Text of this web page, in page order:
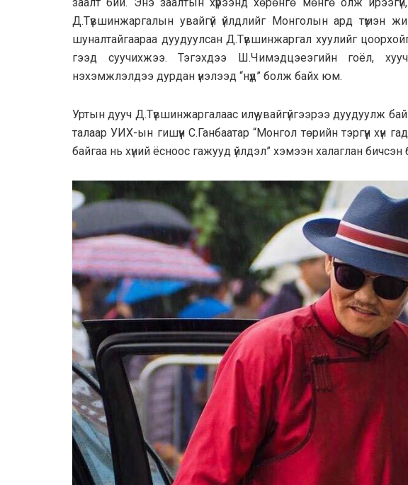
Д.Түвшинжаргалын увайгүй үйлдлийг Монголын ард түмэн
шуналтайгаараа дуудуулсан Д.Түвшинжаргал хуулийг
гээд суучихжээ. Тэгэхдээ Ш.Чимэдцэеэгийн гоёл,
нэхэмжлэлдээ дурдан үнэлээд “нүд” болж байх юм.
Уртын дууч Д.Түвшинжаргалаас илүү увайгүйгээрээ дуудуулж
талаар УИХ-ын гишүүн С.Ганбаатар “Монгол төрийн тэргүүн
байгаа нь хүний ёсноос гажууд үйлдэл” хэмээн халаглан бичсэн